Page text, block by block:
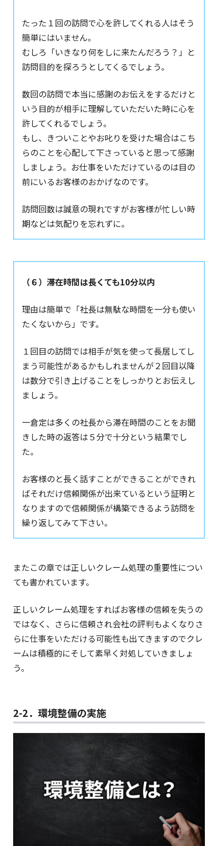
たった１回の訪問で心を許してくれる人はそう
簡単にはいません。
むしろ「いきなり何をしに来たんだろう？」と
訪問目的を探ろうとしてくるでしょう。
数回の訪問で本当に感謝のお伝えをするだけと
いう目的が相手に理解していただいた時に心を
許してくれるでしょう。
もし、きついことやお叱りを受けた場合はこち
らのことを心配して下さっていると思って感謝
しましょう。お仕事をいただけているのは目の
前にいるお客様のおかげなのです。
訪問回数は誠意の現れですがお客様が忙しい時
期などは気配りを忘れずに。
（６）滞在時間は長くても10分以内
理由は簡単で「社長は無駄な時間を一分も使い
たくないから」です。
１回目の訪問では相手が気を使って長居してし
まう可能性があるかもしれませんが２回目以降
は数分で引き上げることをしっかりとお伝えし
ましょう。
一倉定は多くの社長から滞在時間のことをお聞
きした時の返答は５分で十分という結果でし
た。
お客様のと長く話すことができることができれ
ばそれだけ信頼関係が出来ているという証明と
なりますので信頼関係が構築できるよう訪問を
繰り返してみて下さい。
またこの章では正しいクレーム処理の重要性につい
ても書かれています。
正しいクレーム処理をすればお客様の信頼を失うの
ではなく、さらに信頼され会社の評判もよくなりさ
らに仕事をいただける可能性も出てきますのでクレ
ームは積極的にそして素早く対処していきましょ
う。
2-2．環境整備の実施